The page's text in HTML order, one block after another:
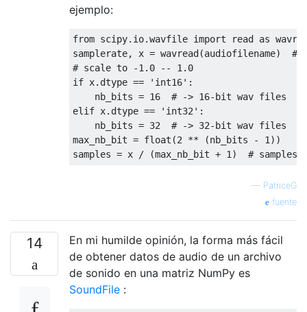
ejemplo:
from scipy.io.wavfile import read as
samplerate, x = wavread(audiofilename) #
# scale to -1.0 -- 1.0
if x.dtype == 'int16' :
    nb_bits =
16
# -> 16-bit wav files
elif x.dtype == 'int32' :
    nb_bits =
32
# -> 32-bit wav files
max_nb_bit = float(2 ** (nb_bits - 1 ))
samples = x / (max_nb_bit + 1 ) #
— PatriceG
fuente
14
En mi humilde opinión, la forma más fácil
de obtener datos de audio de un archivo
de sonido en una matriz NumPy es
SoundFile :